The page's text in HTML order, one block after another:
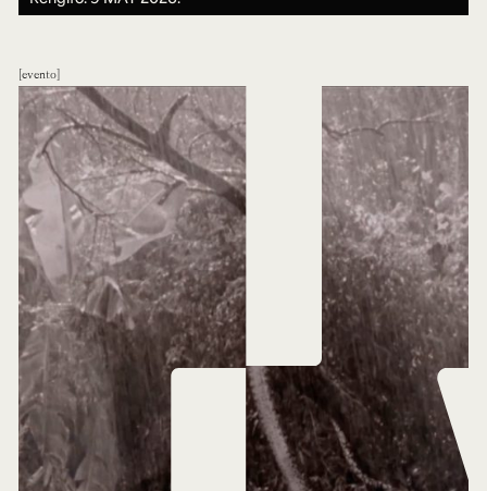
evento